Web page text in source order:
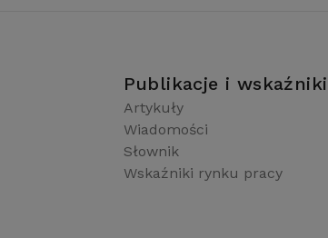
Publikacje i wskaźniki
Artykuły
Wiadomości
Słownik
Wskaźniki rynku pracy